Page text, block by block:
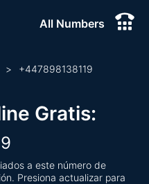
All Numbers
> +447898138119
Gratis:
a este número de
Presiona actualizar para